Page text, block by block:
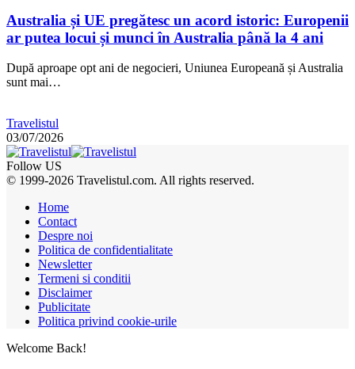
Australia și UE pregătesc un acord istoric: Europenii
ar putea locui și munci în Australia până la 4 ani
După aproape opt ani de negocieri, Uniunea Europeană și Australia
sunt mai…
Travelistul
03/07/2026
Follow US
© 1999-2026 Travelistul.com. All rights reserved.
Home
Contact
Despre noi
Politica de confidentialitate
Newsletter
Termeni si conditii
Disclaimer
Publicitate
Politica privind cookie-urile
Welcome Back!